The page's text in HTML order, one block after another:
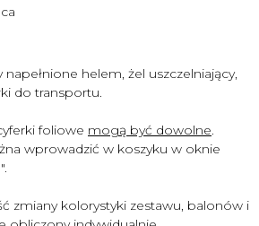
napełnione helem, żel uszczelniający,
do transportu.
foliowe mogą być dowolne.
wprowadzić w koszyku w oknie
zmiany kolorystyki zestawu, balonów i